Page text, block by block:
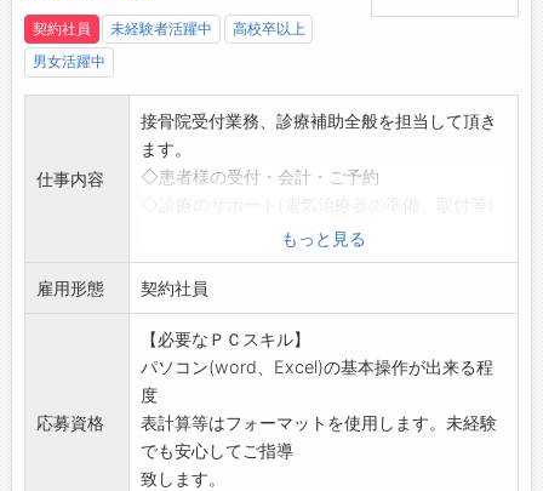
契約社員 未経験者活躍中
高校卒以上
男女活躍中
仕事内容
接骨院受付業務、診療補助全般を担当して頂き
ます。
◇患者様の受付・会計・ご予約
◇レセコンによるカルテ管理
◇院内外清掃など
最初の研修期間は、先輩職員が丁寧にご指導致
します。患者様へリ
ハビリ指導に携わることもありますので、体を
動かすことが好きな
方や、健康に興味のある方、是非ご応募をお待
ちしております。
変更範囲:会社の定める業務
もっと見る
雇用形態 契約社員
応募資格
【必要なＰＣスキル】
パソコン(word、Excel)の基本操作が出来る程
度
表計算等はフォーマットを使用します。未経験
でも安心してご指導
致します。